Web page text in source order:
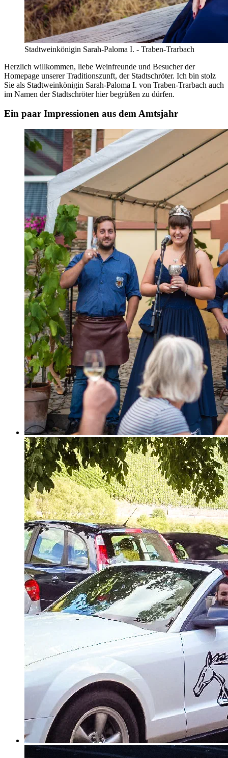
Stadtweinkönigin Sarah-Paloma I. - Traben-Trarbach
Herzlich willkommen, liebe Weinfreunde und Besucher der
Homepage unserer Traditionszunft, der Stadtschröter. Ich bin stolz
Sie als Stadtweinkönigin Sarah-Paloma I. von Traben-Trarbach auch
im Namen der Stadtschröter hier begrüßen zu dürfen.
Ein paar Impressionen aus dem Amtsjahr